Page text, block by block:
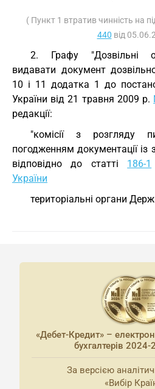
( Пункт 1 втратив чинність на
440 від
2. Графу "Дозвільні
видавати документ
10 і 11 додатка 1 до
України від 21 травня 2009 р.
редакції:
"комісії з розгляду
погодженням документації із
відповідно до статті 186-1
України
територіальні органи
«Дебет-Кредит» –
бухгалтерів 2024-
За версією
«Вибір